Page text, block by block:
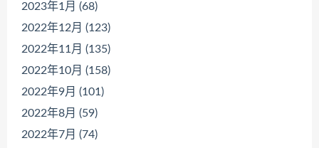
2023年1月 (68)
2022年12月 (123)
2022年11月 (135)
2022年10月 (158)
2022年9月 (101)
2022年8月 (59)
2022年7月 (74)